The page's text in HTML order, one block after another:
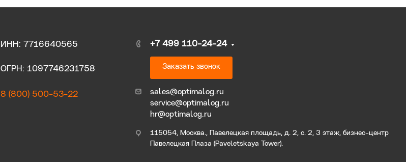
ИНН: 7716640565
ОГРН: 1097746231758
8 (800) 500-53-22
+7 499 110-24-24
Заказать звонок
sales@optimalog.ru
service@optimalog.ru
hr@optimalog.ru
115054, Москва., Павелецкая площадь, д. 2, с. 2, 3 этаж, бизнес-центр
Павелецкая Плаза (Paveletskaya Tower).